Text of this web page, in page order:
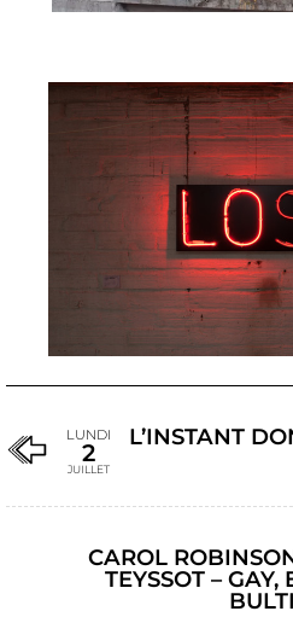
LUNDI
2
JUILLET
L’INSTANT
CAROL
TEYSSOT – GAY,